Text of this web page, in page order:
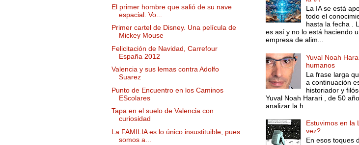
El primer hombre que salió de su nave
espacial. Vo...
Primer cartel de Disney. Una película de
Mickey Mouse
Felicitación de Navidad, Carrefour
España 2012
Valencia y sus lemas contra Adolfo
Suarez
Punto de Encuentro en los Caminos
EScolares
Tapa en el suelo de Valencia con
curiosidad
La FAMILIA es lo único insustituible, pues
somos a...
La IA se está
todo el
hasta la fecha .
es así y no lo está haciendo
empresa de alim...
Yuval Noah
humanos
La frase larga
a continuación
historiador y
Yuval Noah Harari , de 50
analizar la h...
Estuvimos en la
vez?
En esos toques